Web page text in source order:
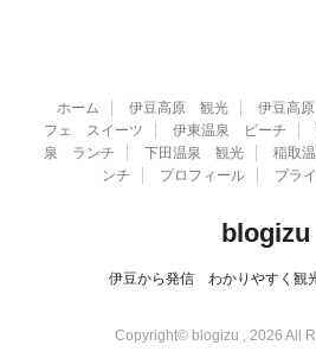
ホーム 伊豆高原 観光 伊豆高
フェ スイーツ
伊東温泉 ビーチ
泉 ランチ
下田温泉 観光 稲取
ンチ
プロフィール プラ
blogizu
伊豆から発信 わかりやすく観
Copyright© blogizu , 2026 All